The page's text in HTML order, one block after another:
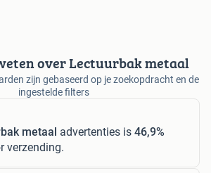
over Lectuurbak metaal
zijn gebaseerd op je zoekopdracht en de
ingestelde filters
metaal advertenties is 46,9%
verzending.